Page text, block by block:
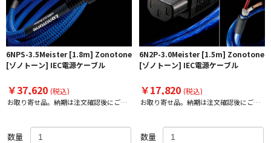
6NPS-3.5Meister [1.8m] Zonotone
[ゾノトーン] IEC電源ケーブル
￥37,620 (税込)
お取り寄せ品。納期は注文確認後にご案
数量
6N2P-3.0Meister [1.5m] Zonotone
[ゾノトーン] IEC電源ケーブル
￥17,820 (税込)
お取り寄せ品。納期は注文確認後にご案
数量